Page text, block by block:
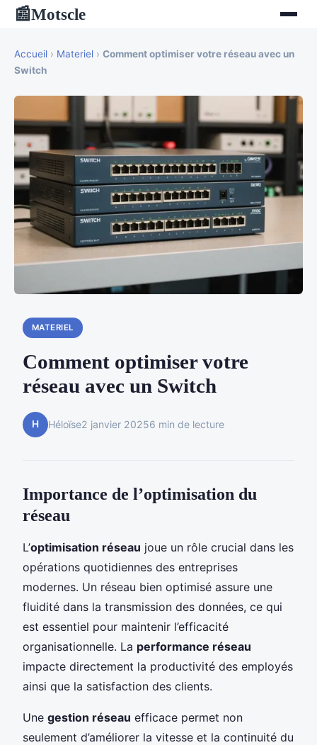
📰Motscle
Accueil › Materiel › Comment optimiser votre réseau avec un
Switch
MATERIEL
Comment optimiser votre
réseau avec un Switch
H Héloïse2 janvier 20256 min de lecture
Importance de l’optimisation du
réseau
L’optimisation réseau joue un rôle crucial dans les
opérations quotidiennes des entreprises
modernes. Un réseau bien optimisé assure une
fluidité dans la transmission des données, ce qui
est essentiel pour maintenir l’efficacité
organisationnelle. La performance réseau
impacte directement la productivité des employés
ainsi que la satisfaction des clients.
Une gestion réseau efficace permet non
seulement d’améliorer la vitesse et la continuité du